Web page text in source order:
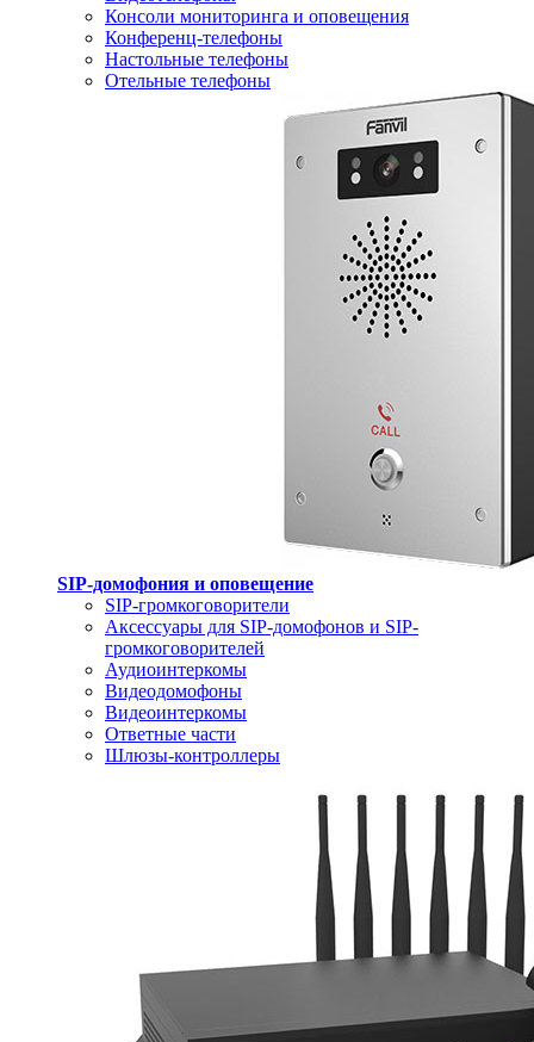
Консоли мониторинга и оповещения
Конференц-телефоны
Настольные телефоны
Отельные телефоны
SIP-домофония и оповещение
SIP-громкоговорители
Аксессуары для SIP-домофонов и SIP-
громкоговорителей
Аудиоинтеркомы
Видеодомофоны
Видеоинтеркомы
Ответные части
Шлюзы-контроллеры